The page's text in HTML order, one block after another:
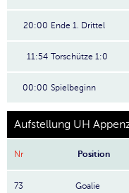
20:00 Ende 1. Drittel
11:54 Torschütze 1:0
00:00 Spielbeginn
Aufstellung UH
Nr Position
73 Goalie